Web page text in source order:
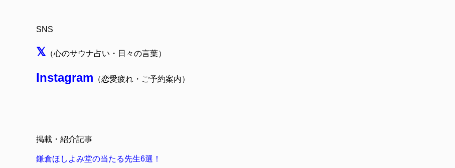
SNS
𝕏 （心のサウナ占い・日々の言葉）
Instagram （恋愛疲れ・ご予約案内）
掲載・紹介記事
鎌倉ほしよみ堂の当たる先生6選！